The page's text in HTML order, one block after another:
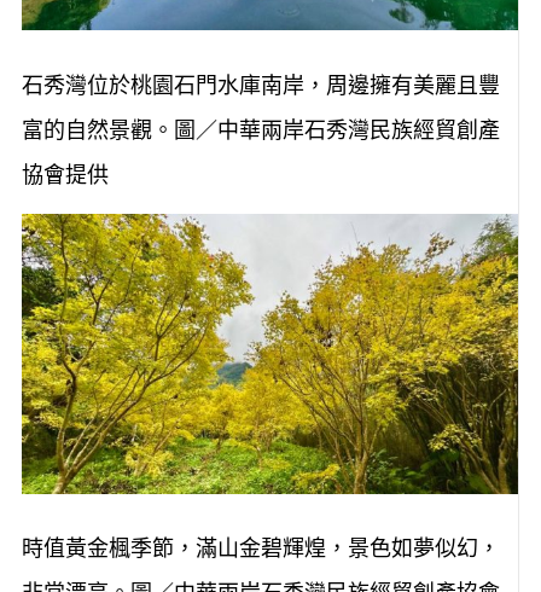
石秀灣位於桃園石門水庫南岸，周邊擁有美麗且豐
富的自然景觀。圖／中華兩岸石秀灣民族經貿創產
時值黃金楓季節，滿山金碧輝煌，景色如夢似幻，